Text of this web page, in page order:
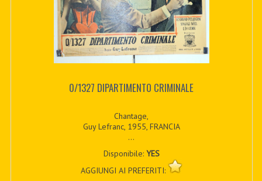
0/1327 DIPARTIMENTO CRIMINALE
Chantage,
Guy Lefranc, 1955, FRANCIA
...
Disponibile: YES
AGGIUNGI AI PREFERITI: